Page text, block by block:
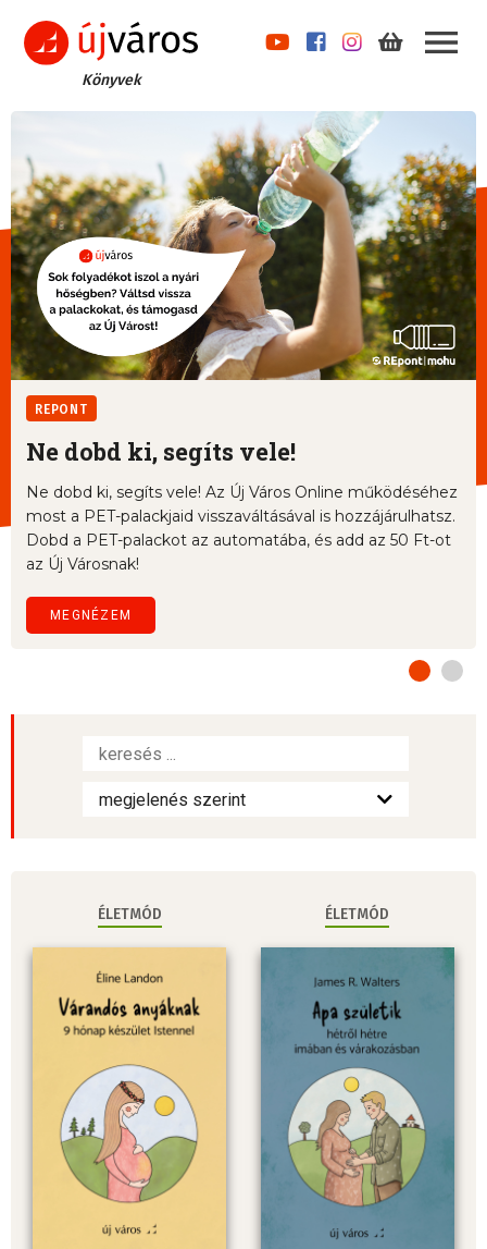
Könyvek
REPONT
Ne dobd ki, segíts vele!
Ne dobd ki, segíts vele! Az Új Város Online működéséhez
most a PET-palackjaid visszaváltásával is hozzájárulhatsz.
Dobd a PET-palackot az automatába, és add az 50 Ft-ot
az Új Városnak!
MEGNÉZEM
ÉLETMÓD ÉLETMÓD